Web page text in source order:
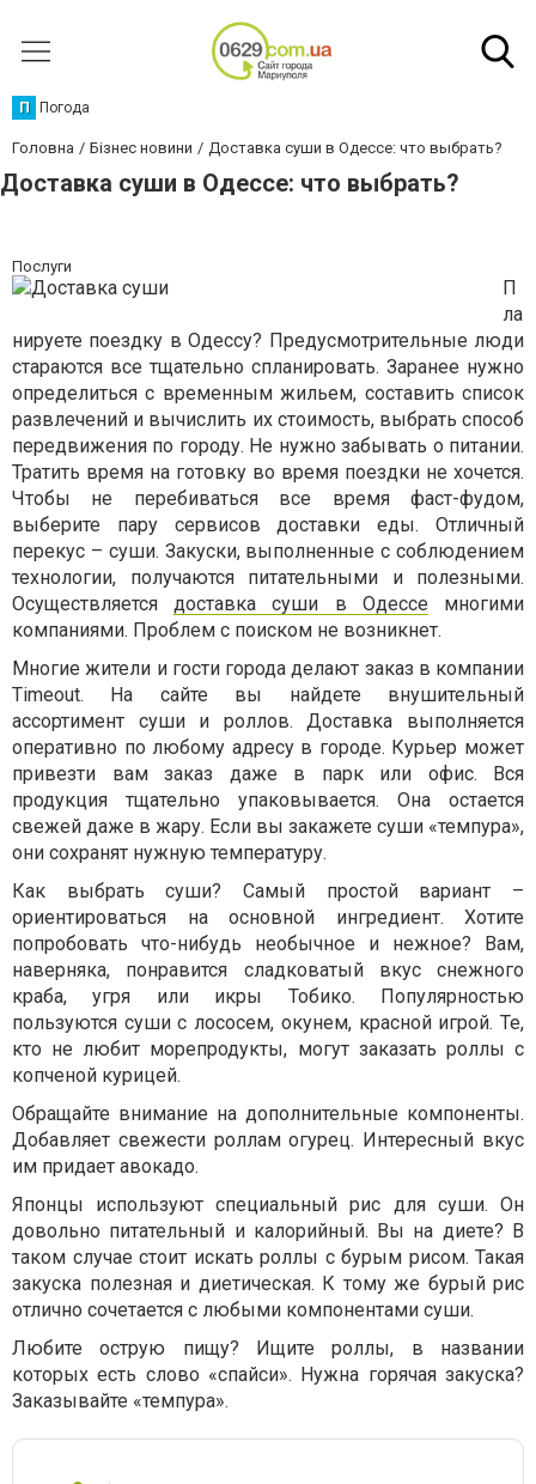
П Погода
Головна Бізнес новини Доставка суши в Одессе: что выбрать?
Доставка суши в Одессе: что выбрать?
Послуги
П
ла
нируете поездку в Одессу? Предусмотрительные люди
стараются все тщательно спланировать. Заранее нужно
определиться с временным жильем, составить список
развлечений и вычислить их стоимость, выбрать способ
передвижения по городу. Не нужно забывать о питании.
Тратить время на готовку во время поездки не хочется.
Чтобы не перебиваться все время фаст-фудом,
выберите пару сервисов доставки еды. Отличный
перекус – суши. Закуски, выполненные с соблюдением
технологии, получаются питательными и полезными.
Осуществляетсядоставка суши в Одессе многими
компаниями. Проблем с поиском не возникнет.
Многие жители и гости города делают заказ в компании
Timeout. На сайте вы найдете внушительный
ассортимент суши и роллов. Доставка выполняется
оперативно по любому адресу в городе. Курьер может
привезти вам заказ даже в парк или офис. Вся
продукция тщательно упаковывается. Она остается
свежей даже в жару. Если вы закажете суши «темпура»,
они сохранят нужную температуру.
Как выбрать суши? Самый простой вариант –
ориентироваться на основной ингредиент. Хотите
попробовать что-нибудь необычное и нежное? Вам,
наверняка, понравится сладковатый вкус снежного
краба, угря или икры Тобико. Популярностью
пользуются суши с лососем, окунем, красной игрой. Те,
кто не любит морепродукты, могут заказать роллы с
копченой курицей.
Обращайте внимание на дополнительные компоненты.
Добавляет свежести роллам огурец. Интересный вкус
им придает авокадо.
Японцы используют специальный рис для суши. Он
довольно питательный и калорийный. Вы на диете? В
таком случае стоит искать роллы с бурым рисом. Такая
закуска полезная и диетическая. К тому же бурый рис
отлично сочетается с любыми компонентами суши.
Любите острую пищу? Ищите роллы, в названии
которых есть слово «спайси». Нужна горячая закуска?
Заказывайте «темпура».